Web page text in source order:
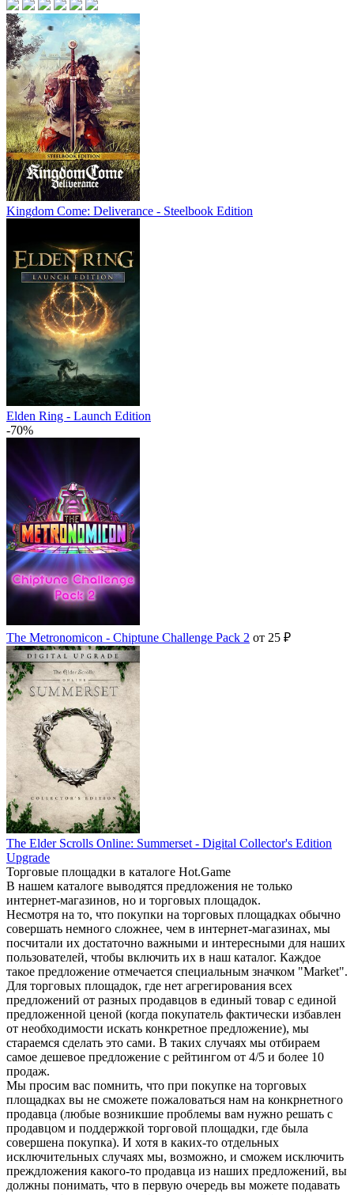
Kingdom Come: Deliverance - Steelbook Edition
Elden Ring - Launch Edition
-70%
The Metronomicon - Chiptune Challenge Pack 2 от 25 ₽
The Elder Scrolls Online: Summerset - Digital Collector's Edition
Upgrade
Торговые площадки в каталоге Hot.Game
В нашем каталоге выводятся предложения не только
интернет-магазинов, но и торговых площадок.
Несмотря на то, что покупки на торговых площадках обычно
совершать немного сложнее, чем в интернет-магазинах, мы
посчитали их достаточно важными и интересными для наших
пользователей, чтобы включить их в наш каталог. Каждое
такое предложение отмечается специальным значком "Market".
Для торговых площадок, где нет агрегирования всех
предложений от разных продавцов в единый товар с единой
предложенной ценой (когда покупатель фактически избавлен
от необходимости искать конкретное предложение), мы
стараемся сделать это сами. В таких случаях мы отбираем
самое дешевое предложение с рейтингом от 4/5 и более 10
продаж.
Мы просим вас помнить, что при покупке на торговых
площадках вы не сможете пожаловаться нам на конкрнетного
продавца (любые возникшие проблемы вам нужно решать с
продавцом и поддержкой торговой площадки, где была
совершена покупка). И хотя в каких-то отдельных
исключительных случаях мы, возможно, и сможем исключить
преждложения какого-то продавца из наших предложений, вы
должны понимать, что в первую очередь вы можете подавать